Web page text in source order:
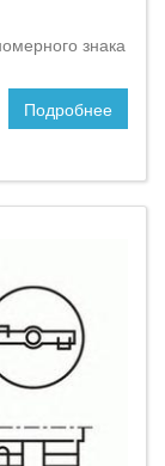
знака
Подробнее